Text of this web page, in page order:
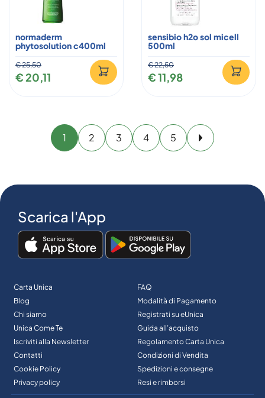
normaderm
phytosolution c400ml
€ 25,50
€ 20,11
sensibio h2o sol micell
500ml
€ 22,50
€ 11,98
1 2 3 4 5 Avanti
Scarica l'App
Carta Unica
Blog
Chi siamo
Unica Come Te
Iscriviti alla Newsletter
Contatti
Cookie Policy
Privacy policy
FAQ
Modalità di Pagamento
Registrati su eUnica
Guida all’acquisto
Regolamento Carta Unica
Condizioni di Vendita
Spedizioni e consegne
Resi e rimborsi